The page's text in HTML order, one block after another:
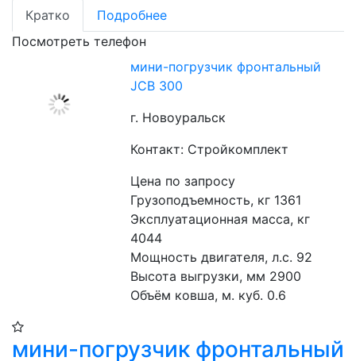
Кратко
Подробнее
Посмотреть телефон
мини-погрузчик фронтальный
JCB 300
г. Новоуральск
Контакт: Стройкомплект
Цена по запросу
Грузоподъемность, кг 1361
Эксплуатационная масса, кг
4044
Мощность двигателя, л.с. 92
Высота выгрузки, мм 2900
Объём ковша, м. куб. 0.6
мини-погрузчик фронтальный